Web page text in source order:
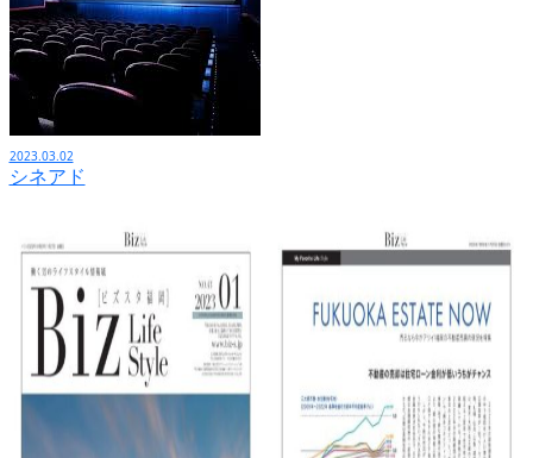
2023.03.02
シネアド